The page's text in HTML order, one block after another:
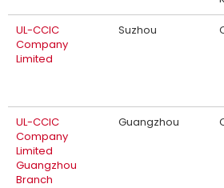
UL-CCIC
Company
Limited
Suzhou
UL-CCIC
Company
Limited
Guangzhou
Branch
Guangzhou